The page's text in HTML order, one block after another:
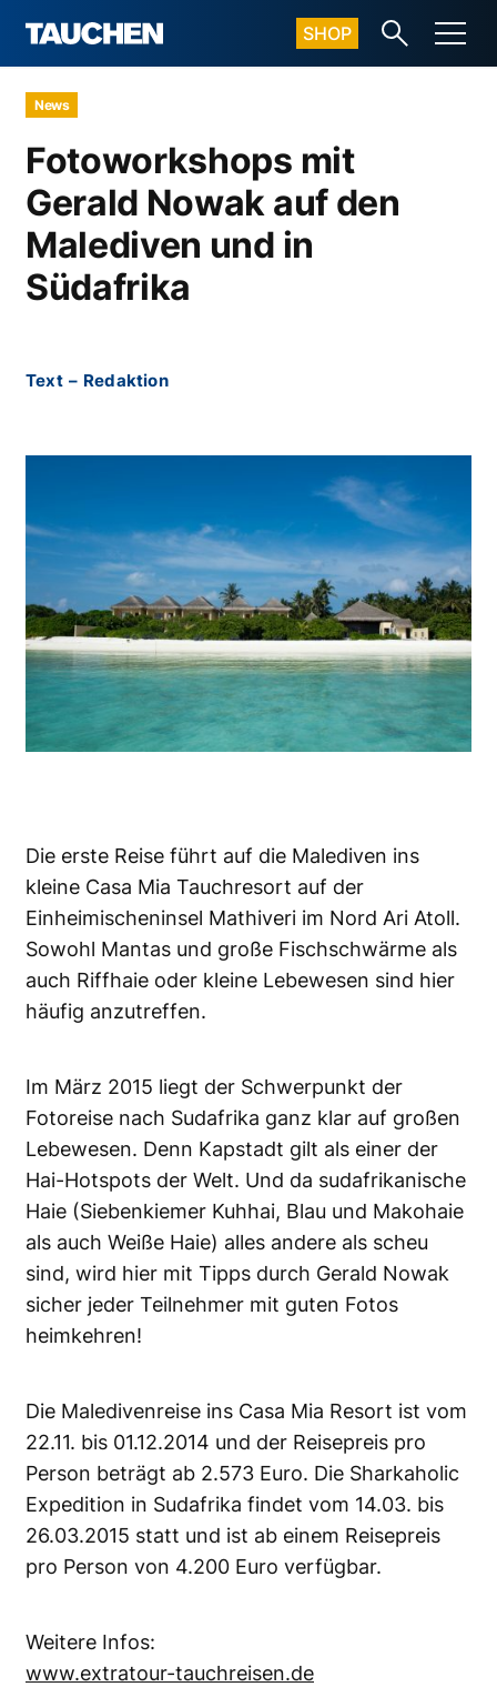
SHOP
News
Fotoworkshops mit
Gerald Nowak auf den
Malediven und in
Südafrika
Text – Redaktion
Die erste Reise führt auf die Malediven ins
kleine Casa Mia Tauchresort auf der
Einheimischeninsel Mathiveri im Nord Ari Atoll.
Sowohl Mantas und große Fischschwärme als
auch Riffhaie oder kleine Lebewesen sind hier
häufig anzutreffen.
Im März 2015 liegt der Schwerpunkt der
Fotoreise nach Sudafrika ganz klar auf großen
Lebewesen. Denn Kapstadt gilt als einer der
Hai-Hotspots der Welt. Und da sudafrikanische
Haie (Siebenkiemer Kuhhai, Blau und Makohaie
als auch Weiße Haie) alles andere als scheu
sind, wird hier mit Tipps durch Gerald Nowak
sicher jeder Teilnehmer mit guten Fotos
heimkehren!
Die Maledivenreise ins Casa Mia Resort ist vom
22.11. bis 01.12.2014 und der Reisepreis pro
Person beträgt ab 2.573 Euro. Die Sharkaholic
Expedition in Sudafrika findet vom 14.03. bis
26.03.2015 statt und ist ab einem Reisepreis
pro Person von 4.200 Euro verfügbar.
Weitere Infos:
www.extratour-tauchreisen.de